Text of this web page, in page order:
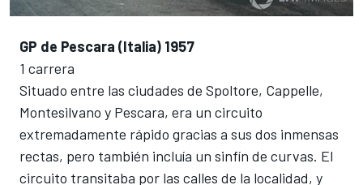
GP de Pescara (Italia) 1957
1 carrera
Situado entre las ciudades de Spoltore, Cappelle,
Montesilvano y Pescara, era un circuito
extremadamente rápido gracias a sus dos inmensas
rectas, pero también incluía un sinfín de curvas. El
circuito transitaba por las calles de la localidad, y